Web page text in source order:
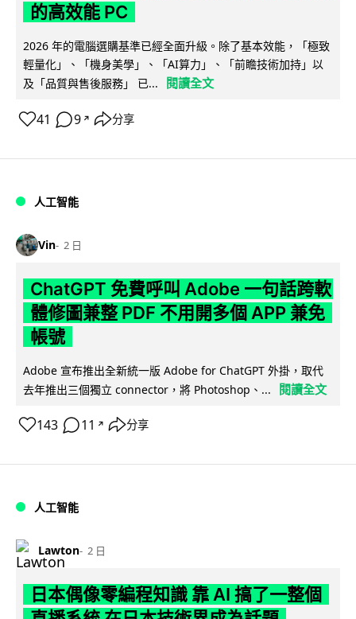
的高效能 PC
2026 年的電腦選購基準已經全面升級。除了基本效能，「極致
輕量化」、「機身美學」、「AI算力」、「前瞻技術加持」以
及「品質與售後服務」 已...
閱讀全文
41 9 ↗ 分享
人工智能
Vin 2 日
ChatGPT 免費呼叫 Adobe 一句話跨軟
體修圖兼整 PDF 不用開多個 APP 兼免
帳號
Adobe 宣布推出全新統一版 Adobe for ChatGPT 外掛，取代
去年推出三個獨立 connector，將 Photoshop、...
閱讀全文
143 11 ↗ 分享
人工智能
Lawton 2 日
日本偶像零編程知識 靠 AI 搞了一整個